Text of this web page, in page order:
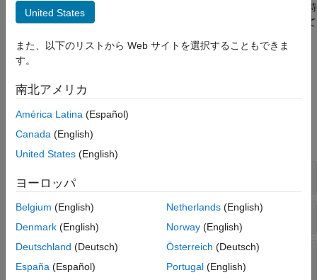
Navigation Toolbox 入門
アプリケーション
座標変換と軌跡
センサー モデル
GNSS 測位
モーション プランニング
コードの生成と展開
GPS などのセンサーの読み取り値を改善し、組み合わせます。特
定のセンサーをモデル化する場合は、
を参照して
自己位置推定と環境地図作成の同時実行については、
照してください。
関数
すべて展開する
IMU と GPS データの融合
シンプルな慣性センサー フュージョン フィルタ
ー
United States
また、以下のリストから Web サイトを選択することもできま
す。
南北アメリカ
América Latina (Español)
Canada (English)
United States (English)
ヨーロッパ
Belgium (English)
Denmark (English)
Deutschland (Deutsch)
España (Español)
Netherlands(English)
Norway(English)
Österreich (Deutsch)
Portugal(English)